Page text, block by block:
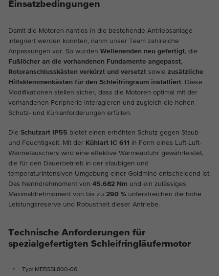
Einsatzbedingungen
Damit die Motoren nahtlos in die bestehende Antriebsanlage
integriert werden konnten, nahm unser Team zahlreiche
Anpassungen vor. So wurden Wellenenden neu gefertigt, die
Fußlöcher an die vorhandenen Fundamente angepasst,
Rotoranschlusskästen verkürzt und versetztsowie zusätzliche
Hilfsklemmenkästen für den Schleifringraum installiert. Diese
Modifikationen stellen sicher, dass die Motoren optimal mit der
vorhandenen Peripherie interagieren und zugleich die hohen
Schutz- und Kühlanforderungen erfüllen.
Die Schutzart IP55 bietet einen erhöhten Schutz gegen Staub
und Feuchtigkeit. Mit der Kühlart IC 611 in Form eines Luft-Luft-
Wärmetauschers wird eine effektive Wärmeabfuhr gewährleistet,
die für den Dauerbetrieb in der staubigen und
temperaturintensiven Umgebung einer Goldmine entscheidend ist.
Das Nenndrehmoment von 45.682 Nm und ein zulässiges
Maximaldrehmoment von bis zu 290 % unterstreichen die hohe
Leistungsreserve und Robustheit dieser Antriebe.
Technische Anforderungen für
spezialgefertigten Schleifringläufermotor
Typ: MEBSSL800-06
Dieses Cookie ist ein Standard-Session-
wiedererkannt werden und es wird ihm
Zugang zu geschützten Bereichen
gewährt.
Name cookie_optin
Laufzeit 1 Jahr
Zweck
Enthält die gewählten Tracking-Optin-
Einstellungen.
Name _ga_EVZ6Q3XCRT
Anbieter Google Tag Manager
Laufzeit 1 year
Zweck
Dies ist ein Google Tag Manager Cookie
und dient dem Erfassen verschiedener
Handlungen auf unserer Webseite.
Cookie-Informationen anzeigen
Analytics & Marketing
Diese Gruppe beinhaltet alle Skripte für analytisches Tracking
und zugehörige Cookies. Es hilft uns die Nutzererfahrung der
Website zu verbessern.
Abhängig von: Funktional
Name _ga
Anbieter Google Analytics
Laufzeit 2 Jahre
Zweck
Dieses Cookie wird von Google Analytics
installiert. Das Cookie wird verwendet, um
Besucher-, Sitzungs- und
Kampagnendaten zu berechnen und die
Nutzung der Website für den
anonym und weisen eine zufällig
generierte Nummer zu, um eindeutige
Cookie-Informationen anzeigen
Auf unserer Website verwenden wir eingebettete Videos von
YouTube, um unsere Videos in besserer Qualität und mit
höherer Displayleistung anbieten zu können, damit die
Besucher ein interessanteres Erlebnis haben.